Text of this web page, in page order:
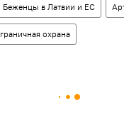
Беженцы в Латвии и ЕС
охрана